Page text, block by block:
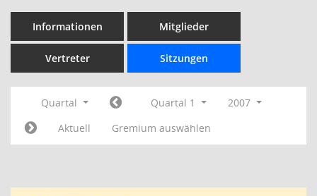
Informationen Mitglieder
Vertreter Sitzungen
Quartal Quartal 1
2007
Aktuell
Gremium auswählen